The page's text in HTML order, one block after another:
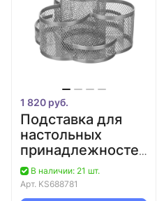
1 820 руб.
Подставка для
настольных
принадлежностей
7 отделений
металлическая
серебро
В наличии: 21 шт.
Арт. KS688781